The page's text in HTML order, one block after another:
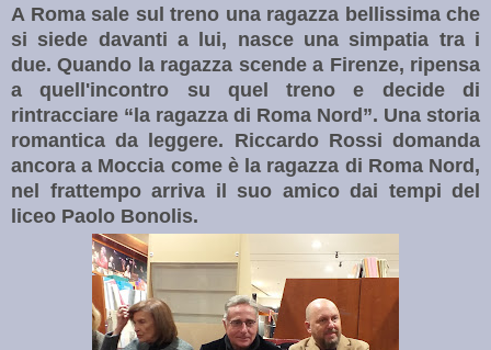
A Roma sale sul treno una ragazza bellissima che
si siede davanti a lui, nasce una simpatia tra i
due. Quando la ragazza scende a Firenze, ripensa
a quell'incontro su quel treno e decide di
rintracciare “la ragazza di Roma Nord”. Una storia
romantica da leggere. Riccardo Rossi domanda
ancora a Moccia come è la ragazza di Roma Nord,
nel frattempo arriva il suo amico dai tempi del
liceo Paolo Bonolis.